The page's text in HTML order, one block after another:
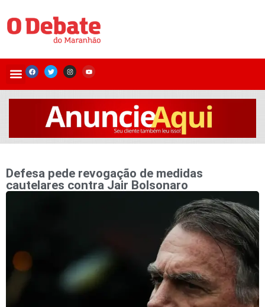
Defesa pede revogação de medidas
cautelares contra Jair Bolsonaro